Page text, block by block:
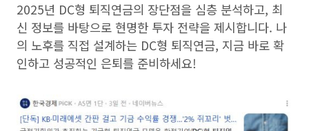
2025년 DC형 퇴직연금의 장단점을 심층 분석하고, 최
신 정보를 바탕으로 현명한 투자 전략을 제시합니다. 나
의 노후를 직접 설계하는 DC형 퇴직연금, 지금 바로 확
인하고 성공적인 은퇴를 준비하세요!